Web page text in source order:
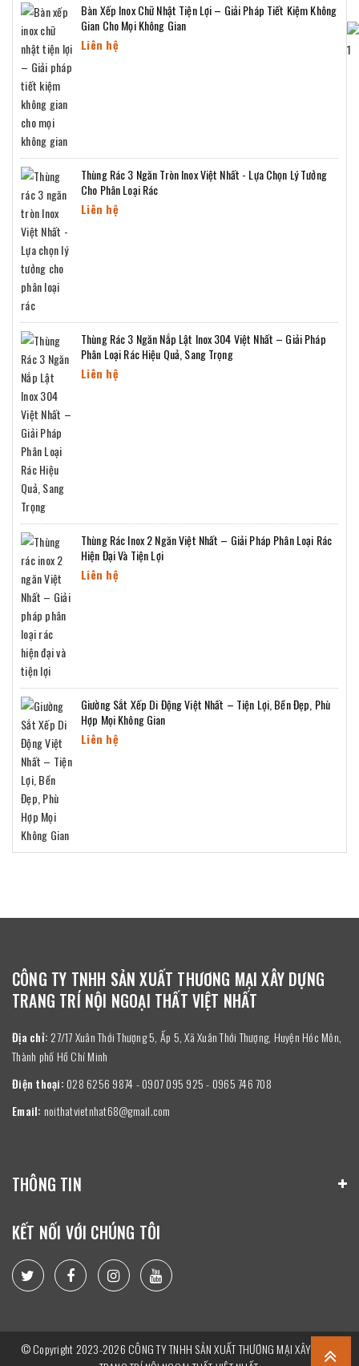
Bàn Xếp Inox Chữ Nhật Tiện Lợi – Giải Pháp Tiết Kiệm Không
Gian Cho Mọi Không Gian
Liên hệ
Thùng Rác 3 Ngăn Tròn Inox Việt Nhất - Lựa Chọn Lý Tưởng
Cho Phân Loại Rác
Liên hệ
Thùng Rác 3 Ngăn Nắp Lật Inox 304 Việt Nhất – Giải Pháp
Phân Loại Rác Hiệu Quả, Sang Trọng
Liên hệ
Thùng Rác Inox 2 Ngăn Việt Nhất – Giải Pháp Phân Loại Rác
Hiện Đại Và Tiện Lợi
Liên hệ
Giường Sắt Xếp Di Động Việt Nhất – Tiện Lợi, Bền Đẹp, Phù
Hợp Mọi Không Gian
Liên hệ
CÔNG TY TNHH SẢN XUẤT THƯƠNG MẠI XÂY DỰNG
TRANG TRÍ NỘI NGOẠI THẤT VIỆT NHẤT
Địa chỉ: 27/17 Xuân Thới Thượng 5, Ấp 5, Xã Xuân Thới Thượng, Huyện Hóc Môn,
Thành phố Hồ Chí Minh
Điện thoại: 028 6256 9874 - 0907 095 925 - 0965 746 708
Email: noithatvietnhat68@gmail.com
THÔNG TIN
KẾT NỐI VỚI CHÚNG TÔI
© Copyright 2023-2026 CÔNG TY TNHH SẢN XUẤT THƯƠNG MẠI XÂY DỰNG